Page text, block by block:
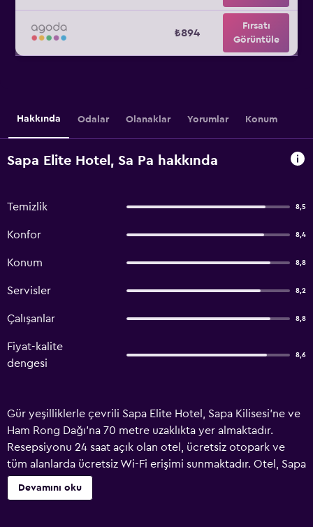
₺894
Fırsatı
Görüntüle
Hakkında Odalar Olanaklar Yorumlar Konum
Sapa Elite Hotel, Sa Pa hakkında
Temizlik 8,5
Konfor 8,4
Konum 8,8
Servisler 8,2
Çalışanlar 8,8
Fiyat-kalite
dengesi
8,6
Gür yeşilliklerle çevrili Sapa Elite Hotel, Sapa Kilisesi'ne ve
Ham Rong Dağı'na 70 metre uzaklıkta yer almaktadır.
Resepsiyonu 24 saat açık olan otel, ücretsiz otopark ve
tüm alanlarda ücretsiz Wi-Fi erişimi sunmaktadır. Otel, Sapa
Pazarı'na sadece 100 metre ve Sapa Gölü'ne 200 metre
mesafededir. Fansipan Dağı girişi 8 km uzaklıktadır. Lao Cai
Devamını oku